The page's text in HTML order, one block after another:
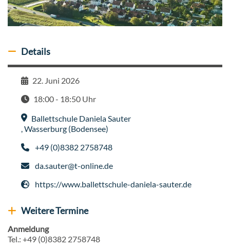
Details ausblenden
Details
Datum22. Juni 2026
Zeit18:00 - 18:50 Uhr
Veranstaltungsort
Ballettschule Daniela Sauter
,Wasserburg (Bodensee)
Telefon+49 (0)8382 2758748
E-Mailda.sauter@t-online.de
Webseite
https://www.ballettschule-daniela-sauter.de
Weitere Veranstaltungen anzeigen
Weitere Termine
Anmeldung
Tel.: +49 (0)8382 2758748